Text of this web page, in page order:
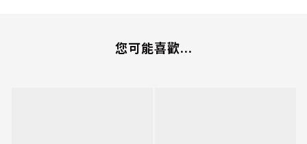
您可能喜歡...